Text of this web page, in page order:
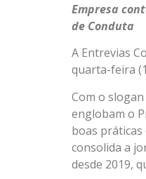
Empresa
de Conduta
A Entrevias
quarta-feira
Com o
englobam o
boas práticas
consolida a
desde 2019,